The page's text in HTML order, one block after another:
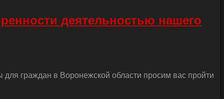
деятельностью нашего
для граждан в Воронежской области просим вас пройти